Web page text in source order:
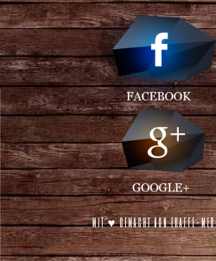
mit ♥ gemacht von eraffe-